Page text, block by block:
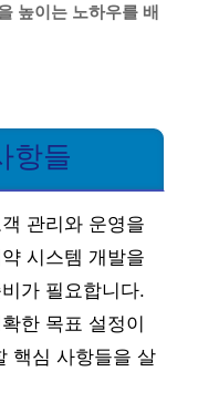
높이는 노하우를 배
항들
관리와 운영을
시스템 개발을
가 필요합니다.
한 목표 설정이
핵심 사항들을 살